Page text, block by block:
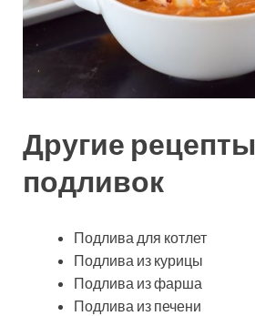
Другие рецепты
подливок
Подлива для котлет
Подлива из курицы
Подлива из фарша
Подлива из печени